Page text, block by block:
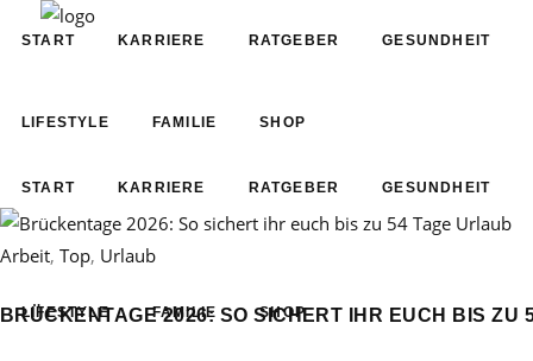
START KARRIERE RATGEBER GESUNDHEIT
LIFESTYLE FAMILIE SHOP
START KARRIERE RATGEBER GESUNDHEIT
LIFESTYLE FAMILIE SHOP
Arbeit, Top, Urlaub
BRÜCKENTAGE 2026: SO SICHERT IHR EUCH BIS ZU